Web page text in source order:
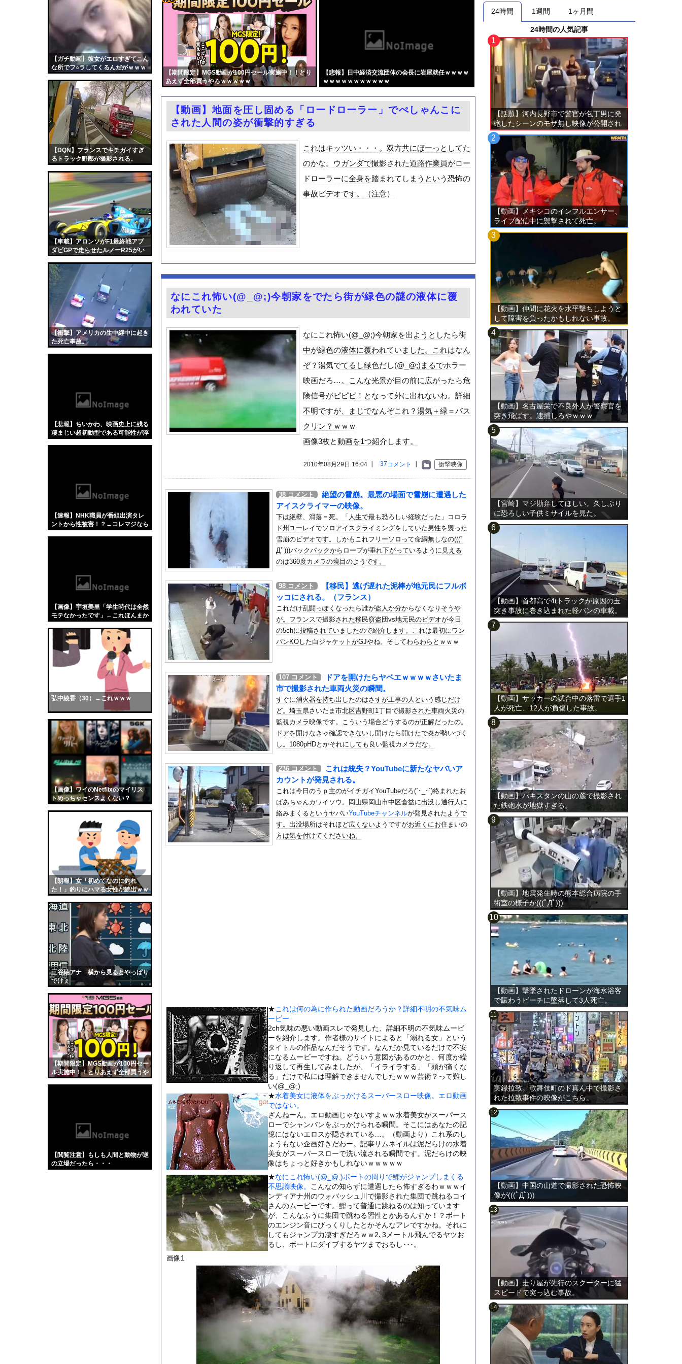
【ガチ動画】彼女がエロすぎてこん
な所でフ○ラしてくるんだがｗｗｗ
【DQN】フランスでキチガイすぎ
るトラック野郎が撮影される。
【車載】アロンソがF1最終戦アブ
ダビGPで走らせたルノーR25がい
【衝撃】アメリカの生中継中に起き
た死亡事故。
【悲報】ちいかわ、映画史上に残る
凄まじい超初動型である可能性が浮
【速報】NHK職員が番組出演タレ
ントから性被害！？←コレマジなら
【画像】宇垣美里「学生時代は全然
モテなかったです」←これほんまか
弘中綾香（30）←これｗｗｗ
【画像】ワイのNetflixのマイリス
トめっちゃセンスよくない？
【朗報】女「初めてなのに釣れ
た！」釣りにハマる女性が続出ｗｗ
三谷紬アナ 横から見るとやっぱり
でけぇ
【期間限定】MGS動画が100円セー
ル実施中！！とりあえず全部買うや
【閲覧注意】もしも人間と動物が逆
の立場だったら・・・
【熊本地震】毎日新聞の記者「死傷者の情報を教えて！」 → 企業「個人情報は控えます！...
【動画】広島記念公園を追い出された左翼さん、流石にキモすぎて炎上
【P】エッセイスト「原爆を二度と使わせてはならない」→リプ「もちろん中国の核も非難す...
【画像】この漫画のキャバ嬢さん、とある非常識行為により太客を逃してしまうwww
ドン・キホーテ露店「うなぎのかば焼き」で食中毒 男女14人が発熱や腹痛など訴え…サル...
嫁がいる前で半ケツ見せて不倫を誘う保育士の永野紬さん
【速報】巨人、高梨、不倫…
れいわ新選組の新党名は「いのちの党」 旧グッズ半額で販売 どうなる秘書給与疑惑
エロ漫画『ムラムラOLさんは飛行機の中でも性欲を満たしたい』をrawやhitomiを...
【動画】若手女優「兄とセ○クスシーンするんですか？分かりました…」
渡邊渚さん「私がPTSDと診断された当時、世間はまだPTSDという言葉は浸透されてい...
職場の人妻と不倫をして、ついに、、、
中国「台風接近！」台風13号「三峡直撃予測」中国「上流大洪水！（三峡上流」中国都市「...
韓国国会、サッカー前代表監督を追及「なぜ負けたのか」
日本旅行キャンセルすべきか…1万年ぶり史上最大級の火山の兆し＝韓国の反応
うちのネコが目の前にいた。私が上に物を投げるフリをする → 猫はこうなります…
【怒報】国税庁「あのさぁ！君らがちゃんと納税してくれないとこうなっちゃうけどどうする...
旅行ってただの消費型娯楽なのに、なんで有意義なイメージなんだろうな
古旗笑佳アナ 巨乳、横乳！！【GIF動画あり】
【緊急】つけ麺WWWWWWWWWWWWWWWWWWWWWW
【悲報】「果糖」が「がん転移」を促すと判明
【画像】吉岡里帆ちゃんｗｗ
一般人を遥かに超えた最高のIcupを持つ超一般人がAVデビュー！！
熊本地震で居酒屋から温泉が湧き出るｗｗｗｗｗ
【昆虫食】食用コオロギビジネスで破産したグリラス社長 みんなにコオロギ食を広める為に...
『Re：ゼロから始める異世界生活』60話感想 氷上のバトル！レグルスの権能とは！
【画像】キス釣りするんや
【Xの車窓から】オービスかと思ったら野生の炊飯器で草 ほか
【ポロリ悲話】ネットで拡散してるおっぱいポロリ動画、何故か叩かれる・・・
【衝撃】「かわいい虫」ランキング、ついに発表される
「アメリカのヤンキーがアジア人にケンカを売った結果ｗｗｗ」 ほか
【スパロボ】インパクトやアルファ外伝くらいのバランス求む！！ → インパクトも最終的...
ペレスとキャデラックF1の契約は2026年の1年のみ、2027年に向けてウィリアムズ...
【GIF動画】 宮城の可愛すぎるチアさん、甲子園で発見される
積水ハウス「地面師に55億円騙し取られた…」 ワイ「はえーかわいそう…会社滅茶苦茶や...
文系学部卒ってどんな仕事に就くの？結局何で食っていくかわからないんだけど...
【にじさんじ】ちまちゃん「初見でエヴァ見てたら本当に「おめでとう」「おめでとさーん
人気配信者さん、加藤純一さんのファンに「RUSTでお気に入りの配信者が負けて嫌だよな...
【動画】移民ベトナム女達の宅飲み、レベチｗｗｗｗｗｗｗｗｗｗｗｗｗｗｗｗｗｗｗｗｗｗ...
西山朋佳女流三冠、女性初の棋士資格懸かる白玲戦「今まで通りに」
【画像】田中みな実さんの妊娠後の胸がヤバいことになってる
刈川くるみアナ ノースリーブの巨乳！！
海外「日本なんて行くんじゃなかった…」 日本を知ってしまったディズニー信者、帰国後『...
？？？「ゲーム実況なんて誰でもできる」わい「ほーん」
【悲報】17歳で無期懲役になった奴、怖いｗｗｗｗｗｗｗｗｗｗｗｗｗｗｗｗｗｗｗｗｗｗ...
【画像】おまえらくんの机がこの女の子の椅子にされてたらｗｗｗ
【画像】この女優さん、可愛すぎる
【朗報】齋藤飛鳥、前屈みで完全に見えてる動画が拡散されてしまう…
【画像】おまえらこういう地雷系の女子高生って好きじゃないの？
勇気を出して白人美女にチン凸したアジア人短小男
、爆笑されてしまうｗｗｗ
10年もの間浮気してた嫁。まさかと思い長男のDNA鑑定をするがいいな？と問うと、元嫁...
ウクライナ侵攻以降、ロシア軍兵士のHIV感染が2000％急増…ウクライナメディア！
【配信者】「金バエ」のSNS更新が1週間途絶え、様々な憶測が飛び交う。1週間ぶりの投...
【画像】女の子「危機管理フォーーーーム！！！」
私「ちょっと、人の家の金庫触らないでよ！」キチママ『そこに金庫があったから、開けてみ...
【画像】小倉ゆうか(27)さん、7年ぶり『FRIDAY』表紙で神ボディ大解放
全く泳げない人がウォータースライダーをやるとこうなる
【動画】サーフィンでチューブライディング、チューブの中からの映像が凄い
【黒歴史】こういう昔の大学ヤリサーの流出エロ動画（顔出し）が一番抜ける
韓国人「安貞桓が韓国代表に激怒！『惨憺たる結果、徹底的な刷新が必要だ』と監督や協会を...
ケンタッキーとか言う唐揚げ屋ｗｗｗｗｗ
【画像】このAVが性癖ブッ刺さりで精子ドクドク作られるわｗｗｗｗ
【悲報】味噌ラーメンで行列、出来ない
【中国】男の子が爆竹に点火 マンホールが爆発しふた吹き飛ぶ
【画像】伊藤舞雪とかいうＡＶ女優ｗｗｗｗｗｗｗｗｗｗw
【緊急】肛門にスティックのり入れたけど出てこないの！！
お知らせ
【動画】よく助けられたな。岐阜の川で外国人が溺れてしまう事故。
Powered by livedoor 相互RSS
このページは1000mgが管理しています。 RSS設定 更新順130件まで。それ以降の古いものは表
示されません。
【期間限定】MGS動画が100円セール実施中！！とり
あえず全部買うやろｗｗｗｗｗ
【悲報】日中経済交流団体の会長に岩屋就任ｗｗｗｗ
ｗｗｗｗｗｗｗｗｗｗｗ
コテ
ンク
自動
更新
【動画】地面を圧し固める「ロードローラー」でぺしゃんこに
された人間の姿が衝撃的すぎる
これはキッツい・・・。双方共にぼーっとしてた
のかな。ウガンダで撮影された道路作業員がロー
ドローラーに全身を踏まれてしまうという恐怖の
事故ビデオです。（注意）
なにこれ怖い(@_@;)今朝家をでたら街が緑色の謎の液体に覆
われていた
なにこれ怖い(@_@;)今朝家を出ようとしたら街
中が緑色の液体に覆われていました。これはなん
ぞ？湯気でてるし緑色だし(@_@;)まるでホラー
映画だろ…。こんな光景が目の前に広がったら危
険信号がピピピ！となって外に出れないわ。詳細
不明ですが、まじでなんぞこれ？湯気＋緑＝バス
クリン？ｗｗｗ
画像3枚と動画を1つ紹介します。
衝撃映像
37コメント
2010年08月29日 16:04 ┃
38 コメント
絶望の雪崩。最悪の場面で雪崩に遭遇した
アイスクライマーの映像。
下は絶壁、滑落＝死。「人生で最も恐ろしい経験だった」コロラ
ド州ユーレイでソロアイスクライミングをしていた男性を襲った
雪崩のビデオです。しかもこれフリーソロって命綱無しなの(((ﾟ
Дﾟ)))バックパックからロープが垂れ下がっているように見える
のは360度カメラの境目のようです。
98 コメント
【移民】逃げ遅れた泥棒が地元民にフルボ
ッコにされる。（フランス）
これだけ乱闘っぽくなったら誰が盗人か分からなくなりそうや
が。フランスで撮影された移民窃盗団vs地元民のビデオが今日
の5chに投稿されていましたので紹介します。これは最初にワン
パンKOした白ジャケットがGJやね。そしてわらわらとｗｗｗ
107 コメント
ドアを開けたらヤベエｗｗｗｗさいたま
市で撮影された車両火災の瞬間。
すぐに消火器を持ち出したのはさすが工事の人という感じだけ
ど。埼玉県さいたま市北区吉野町1丁目で撮影された車両火災の
監視カメラ映像です。こういう場合どうするのが正解だったの。
ドアを開けなきゃ確認できないし開けたら開けたで炎が勢いづく
し。1080pHDとかそれにしても良い監視カメラだな。
236 コメント
これは統失？YouTubeに新たなヤバいア
カウントが発見される。
これは今日のうｐ主のがイチガイYouTubeだろ(´･_･`)絡まれたお
ばあちゃんカワイソウ。岡山県岡山市中区倉益に出没し通行人に
絡みまくるというヤバいYouTubeチャンネルが発見されたようで
す。出没場所はそれほど広くないようですがお近くにお住まいの
方は気を付けてくださいね。
★これは何の為に作られた動画だろうか？詳細不明の不気味ム
ービー
2ch気味の悪い動画スレで発見した、詳細不明の不気味ムービ
ーを紹介します。作者様のサイトによると「溺れる女」という
タイトルの作品なんだそうです。なんだか見ているだけで不安
になるムービーですね。どういう意図があるのかと、何度か繰
り返して再生してみましたが、「イライラする」「頭が痛くな
る」だけで私には理解できませんでしたｗｗｗ芸術？って難し
い(@_@;)
★水着美女に液体をぶっかけるスーパースロー映像。エロ動画
ではない。
ざんねーん。エロ動画じゃないすよｗｗ水着美女がスーパース
ローでシャンパンをぶっかけられる瞬間。そこにはあなたの記
憶にはないエロスが隠されている…。（動画より）これ系のし
ょうもない企画好きだわー。記事サムネイルは泥だらけの水着
美女がスーパースローで洗い流される瞬間です。泥だらけの映
像はちょっと好きかもしれないｗｗｗｗｗ
★なにこれ怖い(@_@;)ボートの周りで鯉がジャンプしまくる
不思議映像。
こんなの知らずに遭遇したら怖すぎるわｗｗｗイ
ンディアナ州のウォバッシュ川で撮影された集団で跳ねるコイ
さんのムービーです。鯉って普通に跳ねるのは知っています
が、こんなふうに集団で跳ねる習性とかあるんすか！？ボート
のエンジン音にびっくりしたとかそんなアレですかね。それに
してもジャンプ力凄すぎだろｗｗ2､3メートル飛んでるヤツお
るし、ボートにダイブするヤツまでおるし･･･。
画像1
24時間 1週間 1ヶ月間
24時間の人気記事
【話題】河内長野市で警官が包丁男に発
砲したシーンのモザ無し映像が公開され
る。
【動画】メキシコのインフルエンサー、
ライブ配信中に襲撃されて死亡。
【動画】仲間に花火を水平撃ちしようと
して障害を負ったかもしれない事故。
【動画】名古屋栄で不良外人が警察官を
突き飛ばす。逮捕しろやｗｗｗ
【宮崎】マジ勘弁してほしい。久しぶり
に恐ろしい子供ミサイルを見た。
【動画】首都高で4tトラックが原因の玉
突き事故に巻き込まれた軽バンの車載。
【動画】サッカーの試合中の落雷で選手1
人が死亡、12人が負傷した事故。
【動画】パキスタンの山の麓で撮影され
た鉄砲水が地獄すぎる。
【動画】地震発生時の熊本総合病院の手
術室の様子が(((ﾟДﾟ)))
【動画】撃墜されたドローンが海水浴客
で賑わうビーチに墜落して3人死亡。
実録拉致。歌舞伎町のド真ん中で撮影さ
れた拉致事件の映像がこちら。
【動画】中国の山道で撮影された恐怖映
像が(((ﾟДﾟ)))
【動画】走り屋が先行のスクーターに猛
スピードで突っ込む事故。